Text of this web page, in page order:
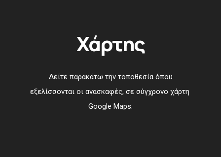
Χάρτης
Δείτε παρακάτω την τοποθεσία όπου
εξελίσσονται οι ανασκαφές, σε σύγχρονο χάρτη
Google Maps.